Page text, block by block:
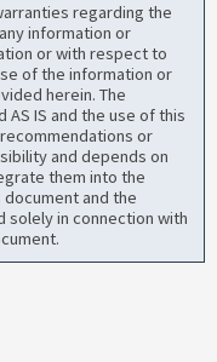
regarding the
information or
or with respect to
of the information or
herein. The
IS and the use of this
or
and depends on
them into the
and the
solely in connection with